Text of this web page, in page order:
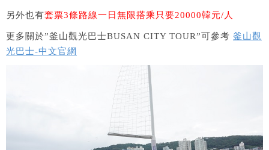
另外也有套票3條路線一日無限搭乘只要20000韓元/人
更多關於”釜山觀光巴士BUSAN CITY TOUR”可參考 釜山觀
光巴士-中文官網